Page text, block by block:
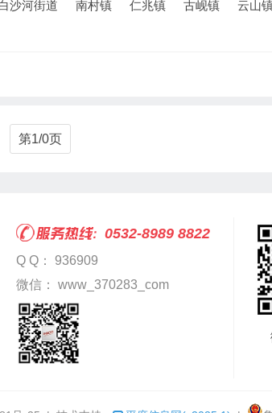
沙河街道 南村镇 仁兆镇 古岘镇 云山
第1/0页
0532-8989 8822
Q Q： 936909
微信： www_370283_com